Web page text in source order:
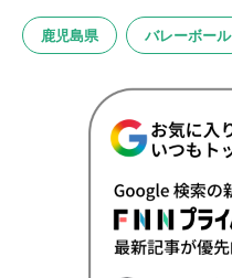
鹿児島県 バレーボール